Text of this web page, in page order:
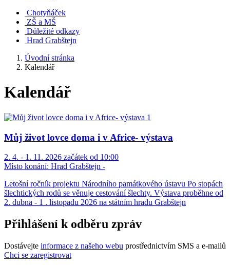
Chotyňáček
ZŠ a MŠ
Důležité odkazy
Hrad Grabštejn
Úvodní stránka
Kalendář
Kalendář
Můj život lovce doma i v Africe- výstava
2. 4. - 1. 11. 2026 začátek od 10:00
Místo konání: Hrad Grabštejn -
Letošní ročník projektu Národního památkového ústavu Po stopách
šlechtických rodů se věnuje cestování šlechty. Výstava proběhne od
2. dubna - 1 . listopadu 2026 na státním hradu Grabštejn
Přihlášení k odběru zpráv
Dostávejte informace z našeho webu prostřednictvím SMS a e-mailů
Chci se zaregistrovat